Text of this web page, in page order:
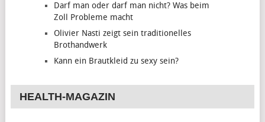
Darf man oder darf man nicht? Was beim
Zoll Probleme macht
Olivier Nasti zeigt sein traditionelles
Brothandwerk
Kann ein Brautkleid zu sexy sein?
HEALTH-MAGAZIN